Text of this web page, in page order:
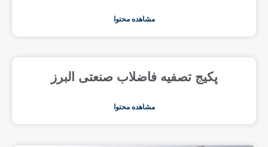
مشاهده محتوا
پکیج تصفیه فاضلاب صنعتی البرز
مشاهده محتوا